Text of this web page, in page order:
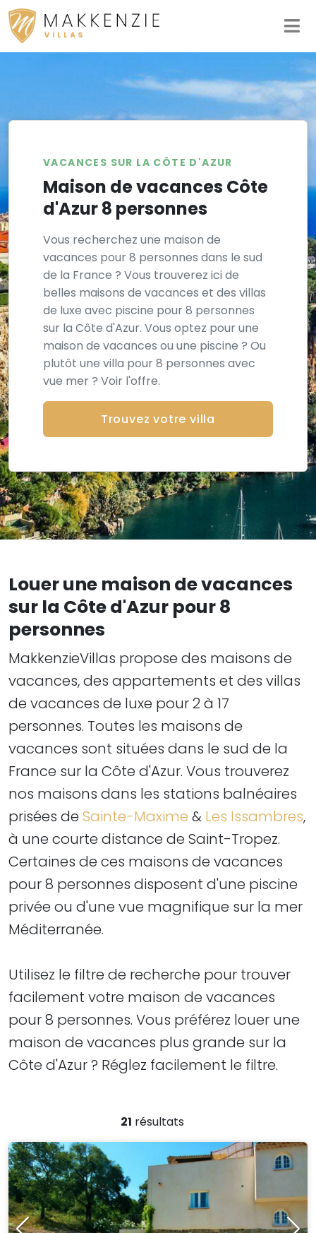
VACANCES SUR LA CÔTE D'AZUR
Maison de vacances Côte
d'Azur ​​​​​​​8 personnes
Vous recherchez une maison de
vacances pour 8 personnes dans le sud
de la France ? Vous trouverez ici de
belles maisons de vacances et des villas
de luxe avec piscine pour 8 personnes
sur la Côte d'Azur. Vous optez pour une
maison de vacances ou une piscine ? Ou
plutôt une villa pour 8 personnes avec
vue mer ? Voir l'offre.
Trouvez votre villa
Louer une maison de vacances
sur la Côte d'Azur pour 8
personnes
MakkenzieVillas propose des maisons de
vacances, des appartements et des villas
de vacances de luxe pour 2 à 17
personnes. Toutes les maisons de
vacances sont situées dans le sud de la
France sur la Côte d'Azur. Vous trouverez
nos maisons dans les stations balnéaires
prisées de Sainte-Maxime & Les Issambres,
à une courte distance de Saint-Tropez.
Certaines de ces maisons de vacances
pour 8 personnes disposent d'une piscine
privée ou d'une vue magnifique sur la mer
Méditerranée. ​​​​​​​
​​​​​​​Utilisez le filtre de recherche pour trouver
facilement votre maison de vacances
pour 8 personnes. Vous préférez louer une
maison de vacances plus grande sur la
Côte d'Azur ? Réglez facilement le filtre.
21 résultats